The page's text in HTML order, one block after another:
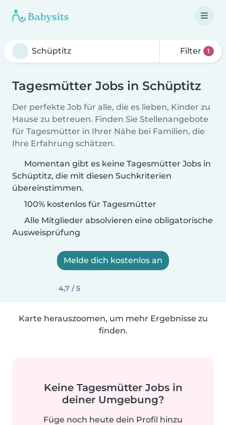
Filter 1
Tagesmütter Jobs in Schüptitz
Der perfekte Job für alle, die es lieben, Kinder zu
Hause zu betreuen. Finden Sie Stellenangebote
für Tagesmütter in Ihrer Nähe bei Familien, die
Ihre Erfahrung schätzen.
Momentan gibt es keine Tagesmütter Jobs in
Schüptitz, die mit diesen Suchkriterien
übereinstimmen.
100% kostenlos für Tagesmütter
Alle Mitglieder absolvieren eine obligatorische
Ausweisprüfung
Melde dich kostenlos an
4,7 / 5
Karte herauszoomen, um mehr Ergebnisse zu
finden.
Keine Tagesmütter Jobs in
deiner Umgebung?
Füge noch heute dein Profil hinzu